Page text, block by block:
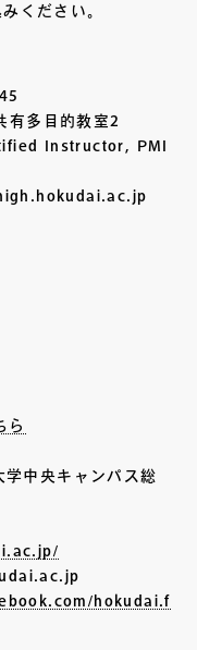
ください。
有多目的教室2
Instructor, PMI
ら
中央キャンパス総
hokudai.f